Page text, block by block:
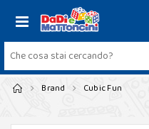
Brand Cubic Fun